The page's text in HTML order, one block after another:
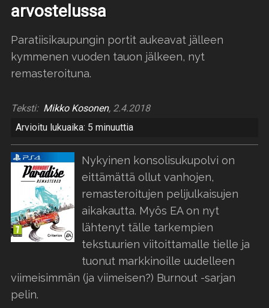
arvostelussa
Paratiisikaupungin portit aukeavat jälleen
kymmenen vuoden tauon jälkeen, nyt
remasteroituna.
Teksti: Mikko Kosonen, 2.4.2018
Arvioitu lukuaika: 5 minuuttia
Nykyinen konsolisukupolvi on
eittämättä ollut vanhojen,
remasteroitujen pelijulkaisujen
aikakautta. Myös EA on nyt
lähtenyt tälle tarkempien
tekstuurien viitoittamalle tielle ja
tuonut markkinoille uudelleen
viimeisimmän (ja viimeisen?) Burnout -sarjan
pelin.